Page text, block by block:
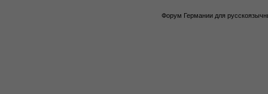
Форум Германии для